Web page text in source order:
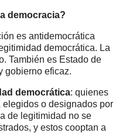
democracia?
es antidemocrática
democrática. La
También es Estado de
gobierno eficaz.
democrática: quienes
o designados por
de legitimidad no se
y estos cooptan a